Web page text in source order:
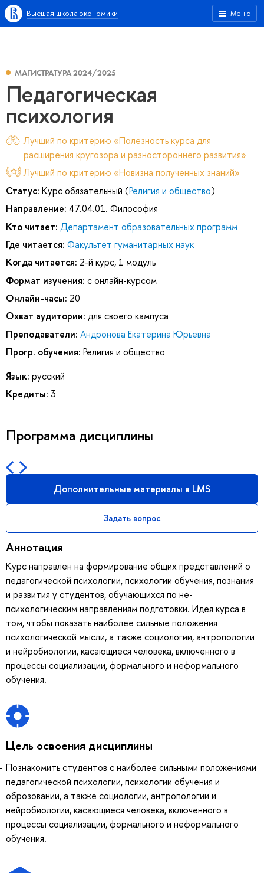
Меню
Высшая школа экономики
МАГИСТРАТУРА 2024/2025
Педагогическая
психология
Лучший по критерию «Полезность курса для
расширения кругозора и разностороннего развития»
Лучший по критерию «Новизна полученных знаний»
Статус: Курс обязательный (Религия и общество)
Направление: 47.04.01. Философия
Кто читает: Департамент образовательных программ
Где читается: Факультет гуманитарных наук
Когда читается: 2-й курс, 1 модуль
Формат изучения: с онлайн-курсом
Онлайн-часы: 20
Охват аудитории: для своего кампуса
Преподаватели: Андронова Екатерина Юрьевна
Прогр. обучения: Религия и общество
Язык: русский
Кредиты: 3
Программа дисциплины
Дополнительные материалы в LMS
Задать вопрос
Аннотация
Курс направлен на формирование общих представлений о
педагогической психологии, психологии обучения, познания
и развития у студентов, обучающихся по не-
психологическим направлениям подготовки. Идея курса в
том, чтобы показать наиболее сильные положения
психологической мысли, а также социологии, антропологии
и нейробиологии, касающиеся человека, включенного в
процессы социализации, формального и неформального
обучения.
Цель освоения дисциплины
Познакомить студентов с наиболее сильными положениями
педагогической психологии, психологии обучения и
оброзовании, а также социологии, антропологии и
нейробиологии, касающиеся человека, включенного в
процессы социализации, формального и неформального
обучения.